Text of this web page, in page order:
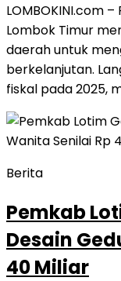
LOMBOKINI.com
Lombok Timur
daerah untuk
berkelanjutan.
fiskal pada 2025,
Berita
Pemkab
Desain
40 Miliar